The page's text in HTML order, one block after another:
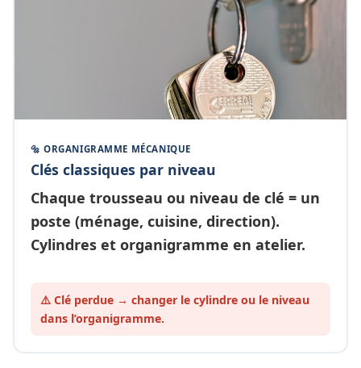
🔩 ORGANIGRAMME MÉCANIQUE
Clés classiques par niveau
Chaque trousseau ou niveau de clé = un
poste (ménage, cuisine, direction).
Cylindres et organigramme en atelier.
⚠️ Clé perdue → changer le cylindre ou le niveau
dans l’organigramme.